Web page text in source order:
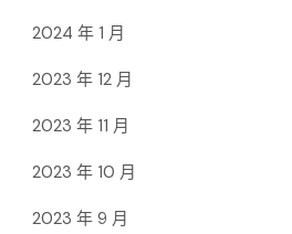
2024 年 1 月
2023 年 12 月
2023 年 11 月
2023 年 10 月
2023 年 9 月